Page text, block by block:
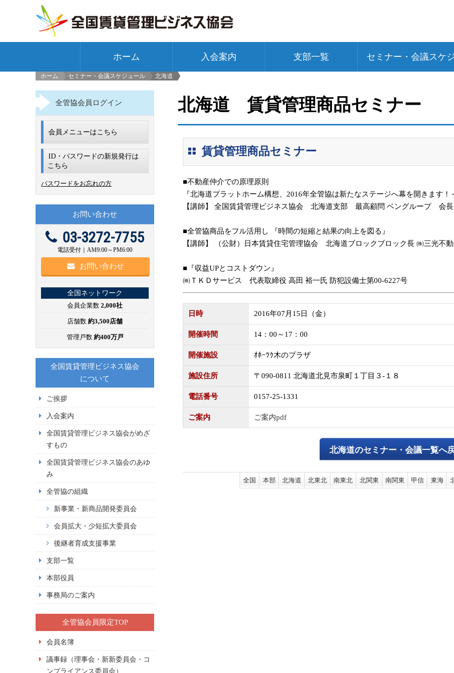
ホーム 入会案内 支部一覧 セミナー・会議スケ
ホーム
セミナー・会議スケジュール
北海道
北海道 賃貸管理商品セミナー
賃貸管理商品セミナー
■不動産仲介での原理原則
『北海道プラットホーム構想、2016年全管協は新たなステージへ幕を開きます！
【講師】 全国賃貸管理ビジネス協会 北海道支部 最高顧問 ベングループ 会
■全管協商品をフル活用し 『時間の短縮と結果の向上を図る』
【講師】 （公財）日本賃貸住宅管理協会 北海道ブロックブロック長 ㈱三光
■『収益UPとコストダウン』
㈱ＴＫＤサービス 代表取締役 高田 裕一氏 防犯設備士第00-6227号
日時 2016年07月15日（金）
開催時間 14：00～17：00
開催施設 ｵﾎｰﾂｸ木のプラザ
施設住所 〒090-0811 北海道北見市泉町１丁目３-１８
電話番号 0157-25-1331
ご案内 ご案内pdf
北海道のセミナー・会議一覧へ
全国 本部 北海道 北東北 南東北 北関東 南関東 甲信 東海
全管協会員ログイン
会員メニューはこちら
ID・パスワードの新規発行は
こちら
パスワードをお忘れの方
お問い合わせ
03-3272-7755
電話受付｜AM9:00～PM6:00
お問い合わせ
全国ネットワーク
会員企業数 2,000社
店舗数 約3,500店舗
管理戸数 約400万戸
全国賃貸管理ビジネス協会
について
ご挨拶
入会案内
全国賃貸管理ビジネス協会がめざ
すもの
全国賃貸管理ビジネス協会のあゆ
み
全管協の組織
新事業・新商品開発委員会
会員拡大・少短拡大委員会
後継者育成支援事業
支部一覧
本部役員
事務局のご案内
全管協会員限定TOP
会員名簿
議事録（理事会・新新委員会・コ
ンプライアンス委員会）